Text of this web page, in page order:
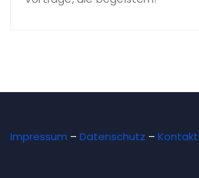
Impressum – Datenschutz – Kontakt